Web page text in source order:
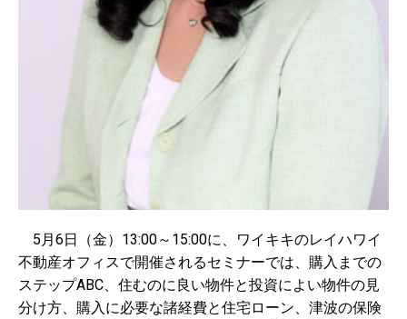
5月6日（金）13:00～15:00に、ワイキキのレイハワイ
不動産オフィスで開催されるセミナーでは、購入までの
ステップABC、住むのに良い物件と投資によい物件の見
分け方、購入に必要な諸経費と住宅ローン、津波の保険